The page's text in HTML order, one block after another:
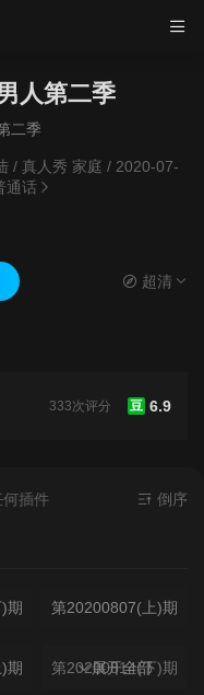
人第二季
二季
/ 真人秀 家庭/ 2020-07-
通话
超清
豆 6.9
333次评分
件 倒序
期 第20200807(上)期
期 第20200814(下)期
展开全部